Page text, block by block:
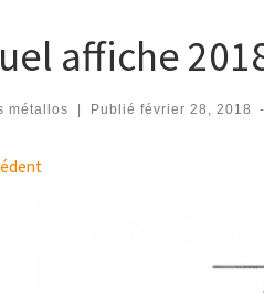
affiche
métallos Publié février 28, 2018 -
des images